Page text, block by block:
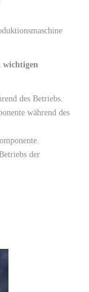
wichtigen
des Betriebs.
während des
der